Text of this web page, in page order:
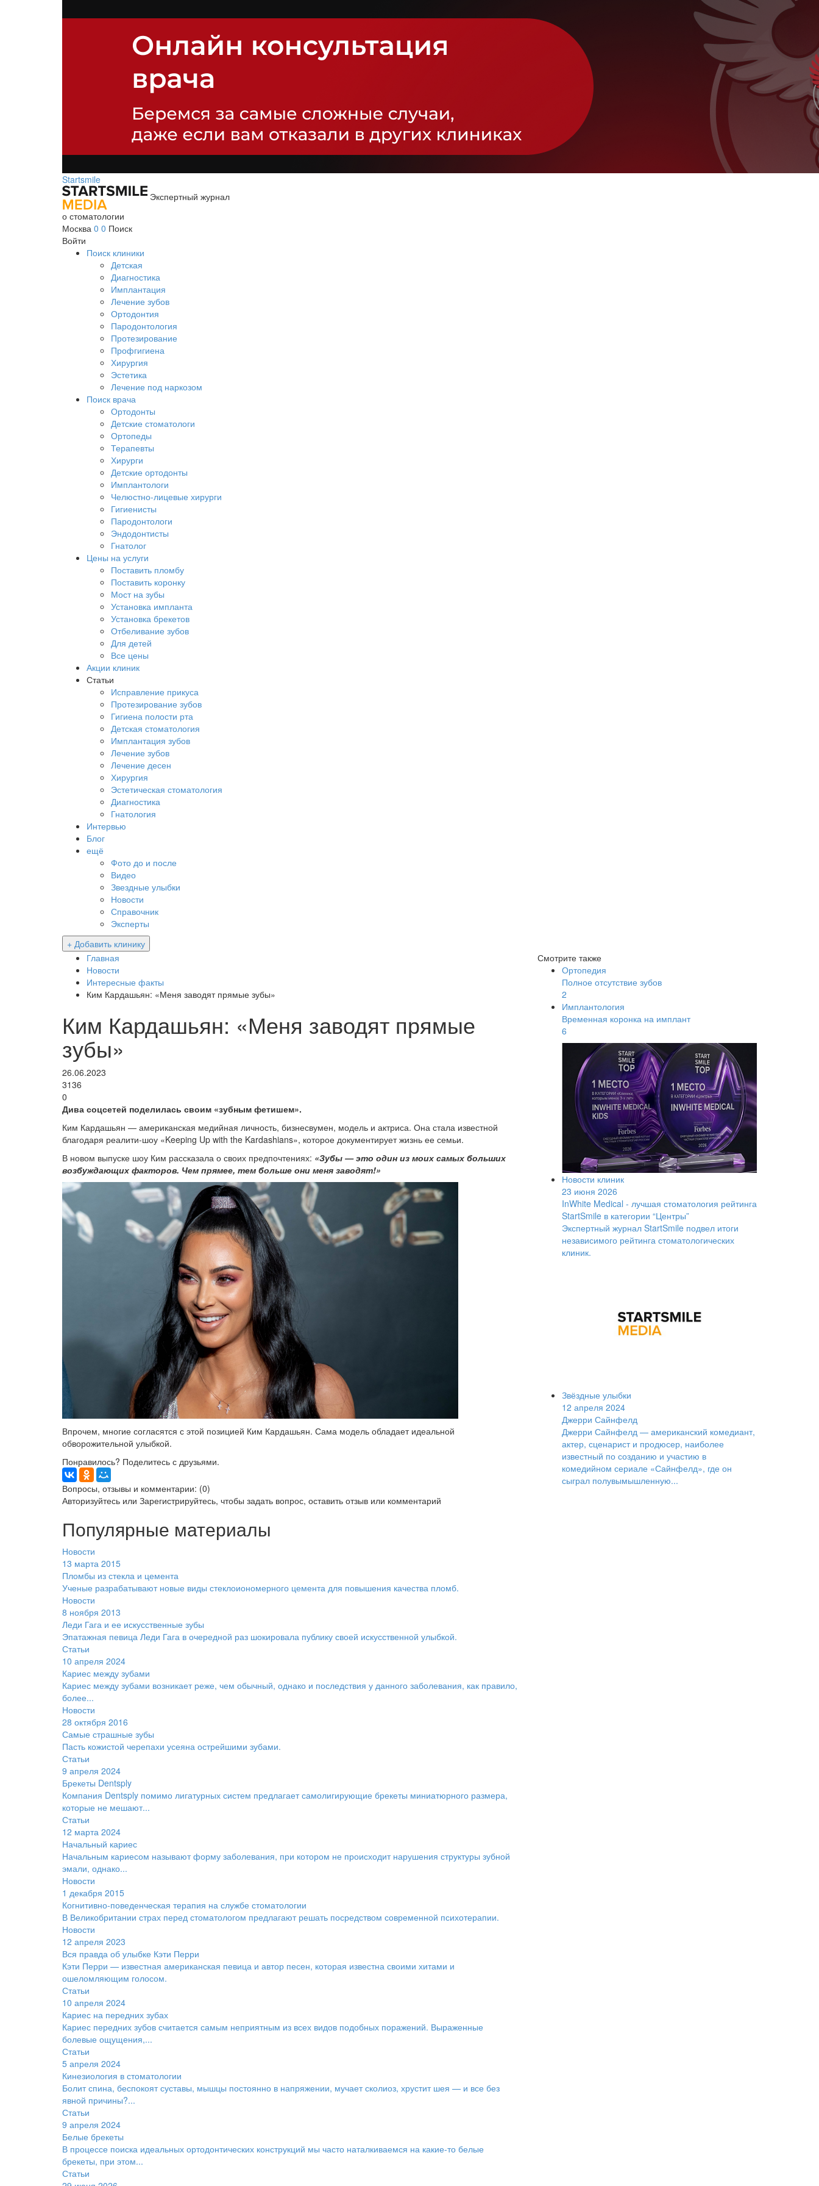
Startsmile
Экспертный журнал
о стоматологии
Москва 0 0 Поиск
Войти
Поиск клиники
Детская
Диагностика
Имплантация
Лечение зубов
Ортодонтия
Пародонтология
Протезирование
Профгигиена
Хирургия
Эстетика
Лечение под наркозом
Поиск врача
Ортодонты
Детские стоматологи
Ортопеды
Терапевты
Хирурги
Детские ортодонты
Имплантологи
Челюстно-лицевые хирурги
Гигиенисты
Пародонтологи
Эндодонтисты
Гнатолог
Цены на услуги
Поставить пломбу
Поставить коронку
Мост на зубы
Установка импланта
Установка брекетов
Отбеливание зубов
Для детей
Все цены
Акции клиник
Статьи
Исправление прикуса
Протезирование зубов
Гигиена полости рта
Детская стоматология
Имплантация зубов
Лечение зубов
Лечение десен
Хирургия
Эстетическая стоматология
Диагностика
Гнатология
Интервью
Блог
ещё
Фото до и после
Видео
Звездные улыбки
Новости
Справочник
Эксперты
+ Добавить клинику
Главная
Новости
Интересные факты
Ким Кардашьян: «Меня заводят прямые зубы»
Ким Кардашьян: «Меня заводят прямые
зубы»
26.06.2023
3136
0
Дива соцсетей поделилась своим «зубным фетишем».
Ким Кардашьян — американская медийная личность, бизнесвумен, модель и актриса. Она стала известной
благодаря реалити-шоу «Keeping Up with the Kardashians», которое документирует жизнь ее семьи.
В новом выпуске шоу Ким рассказала о своих предпочтениях: «Зубы — это один из моих самых больших
возбуждающих факторов. Чем прямее, тем больше они меня заводят!»
Впрочем, многие согласятся с этой позицией Ким Кардашьян. Сама модель обладает идеальной
обворожительной улыбкой.
Понравилось? Поделитесь с друзьями.
Вопросы, отзывы и комментарии: (0)
Авторизуйтесь или Зарегистрируйтесь, чтобы задать вопрос, оставить отзыв или комментарий
Популярные материалы
Новости
13 марта 2015
Пломбы из стекла и цемента
Ученые разрабатывают новые виды стеклоиономерного цемента для повышения качества пломб.
Новости
8 ноября 2013
Леди Гага и ее искусственные зубы
Эпатажная певица Леди Гага в очередной раз шокировала публику своей искусственной улыбкой.
Статьи
10 апреля 2024
Кариес между зубами
Кариес между зубами возникает реже, чем обычный, однако и последствия у данного заболевания, как правило,
более...
Новости
28 октября 2016
Самые страшные зубы
Пасть кожистой черепахи усеяна острейшими зубами.
Статьи
9 апреля 2024
Брекеты Dentsply
Компания Dentsply помимо лигатурных систем предлагает самолигирующие брекеты миниатюрного размера,
которые не мешают...
Статьи
12 марта 2024
Начальный кариес
Начальным кариесом называют форму заболевания, при котором не происходит нарушения структуры зубной
эмали, однако...
Новости
1 декабря 2015
Когнитивно-поведенческая терапия на службе стоматологии
В Великобритании страх перед стоматологом предлагают решать посредством современной психотерапии.
Новости
12 апреля 2023
Вся правда об улыбке Кэти Перри
Кэти Перри — известная американская певица и автор песен, которая известна своими хитами и
ошеломляющим голосом.
Статьи
10 апреля 2024
Кариес на передних зубах
Кариес передних зубов считается самым неприятным из всех видов подобных поражений. Выраженные
болевые ощущения,...
Статьи
5 апреля 2024
Кинезиология в стоматологии
Болит спина, беспокоят суставы, мышцы постоянно в напряжении, мучает сколиоз, хрустит шея — и все без
явной причины?...
Статьи
9 апреля 2024
Белые брекеты
В процессе поиска идеальных ортодонтических конструкций мы часто наталкиваемся на какие-то белые
брекеты, при этом...
Статьи
Смотрите также
Ортопедия
Полное отсутствие зубов
2
Имплантология
Временная коронка на имплант
6
Новости клиник
23 июня 2026
InWhite Medical - лучшая стоматология рейтинга
StartSmile в категории “Центры”
Экспертный журнал StartSmile подвел итоги
независимого рейтинга стоматологических
клиник.
Звёздные улыбки
12 апреля 2024
Джерри Сайнфелд
Джерри Сайнфелд — американский комедиант,
актер, сценарист и продюсер, наиболее
известный по созданию и участию в
комедийном сериале «Сайнфелд», где он
сыграл полувымышленную...